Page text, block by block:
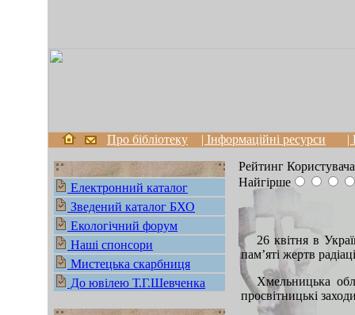
Про бібліотеку | Інформаційні ресурси |
Електронний каталог
Зведений каталог БХО
Екологічний форум
Наші спонсори
Мистецька скарбниця
До ювілею Т.Г.Шевченка
Рейтинг
Найгірше
26 квітня в
пам’яті жертв
Хмельницька
просвітницькі